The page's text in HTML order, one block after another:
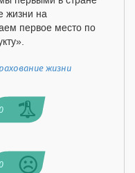
жизни на
первое место по
жизни